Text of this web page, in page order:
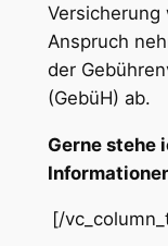
Versicherung
Anspruch
der
(GebüH) ab.
Gerne stehe
[/